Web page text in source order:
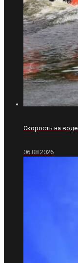
Скорость на воде
06.08.2026